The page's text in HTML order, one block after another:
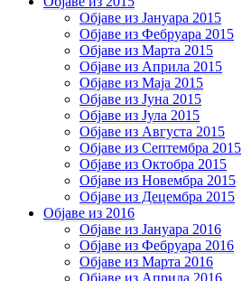
Објаве из Јануара 2015
Објаве из Фебруара 2015
Објаве из Марта 2015
Објаве из Априла 2015
Објаве из Маја 2015
Објаве из Јуна 2015
Објаве из Јула 2015
Објаве из Августа 2015
Објаве из Септембра 2015
Објаве из Октобра 2015
Објаве из Новембра 2015
Објаве из Децембра 2015
Објаве из 2016
Објаве из Јануара 2016
Објаве из Фебруара 2016
Објаве из Марта 2016
Објаве из Априла 2016